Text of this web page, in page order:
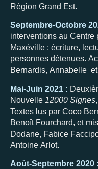
Région Grand Est.
Septembre-Octobre
interventions au
Maxéville : écriture,
personnes détenues.
Bernardis, Annabelle
Mai-Juin 2021 :
Nouvelle 12000 Signes
Textes lus par Coco
Benoît Fourchard, et
Dodane, Fabice
Antoine Arlot.
Août-Septembre 2020 :